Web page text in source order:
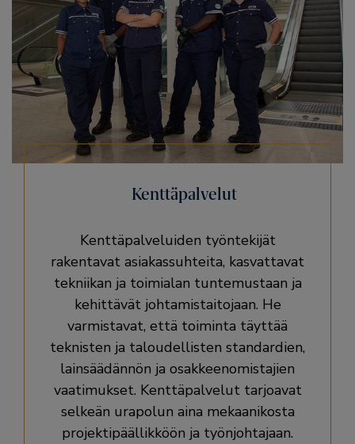
Kenttäpalvelut
Kenttäpalveluiden työntekijät
rakentavat asiakassuhteita, kasvattavat
tekniikan ja toimialan tuntemustaan ja
kehittävät johtamistaitojaan. He
varmistavat, että toiminta täyttää
teknisten ja taloudellisten standardien,
lainsäädännön ja osakkeenomistajien
vaatimukset. Kenttäpalvelut tarjoavat
selkeän urapolun aina mekaanikosta
projektipäällikköön ja työnjohtajaan.